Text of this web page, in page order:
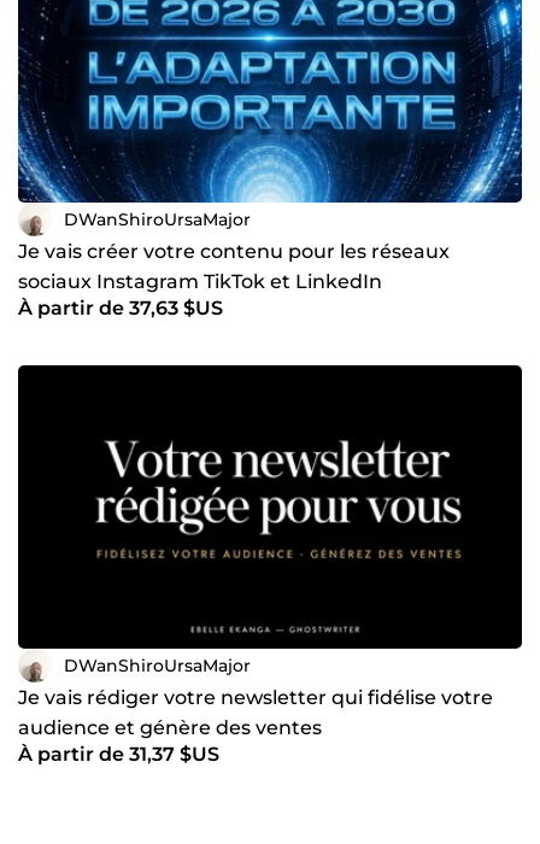
DWanShiroUrsaMajor
Je vais créer votre contenu pour les réseaux
sociaux Instagram TikTok et LinkedIn
À partir de 37,63 $US
DWanShiroUrsaMajor
Je vais rédiger votre newsletter qui fidélise votre
audience et génère des ventes
À partir de 31,37 $US